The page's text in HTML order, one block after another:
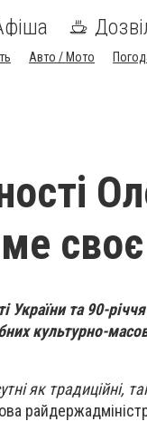
Авто / Мото
України та 90-
культурно-
як традиційні,